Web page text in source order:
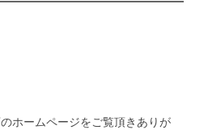
ホームページをご覧頂きありが